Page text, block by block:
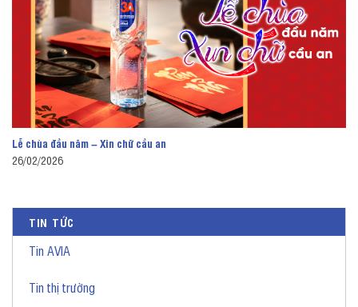
TIN TỨC
Tin AVIA
Tin thị trường
Lễ chùa đầu năm – Xin chữ cầu an
26/02/2026